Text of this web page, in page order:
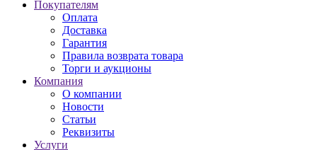
Покупателям
Оплата
Доставка
Гарантия
Правила возврата товара
Торги и аукционы
Компания
О компании
Новости
Статьи
Реквизиты
Услуги